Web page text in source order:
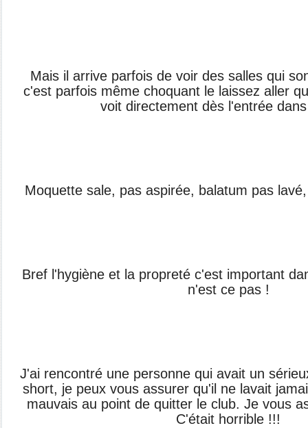
Mais il arrive parfois de voir des salles qui
c'est parfois même choquant le laissez aller
voit directement dès l'entrée
Moquette sale, pas aspirée, balatum pas
Bref l'hygiène et la propreté c'est important
n'est ce pas !
J'ai rencontré une personne qui avait un
short, je peux vous assurer qu'il ne lavait
mauvais au point de quitter le club. Je vous
C'était horrible !!!